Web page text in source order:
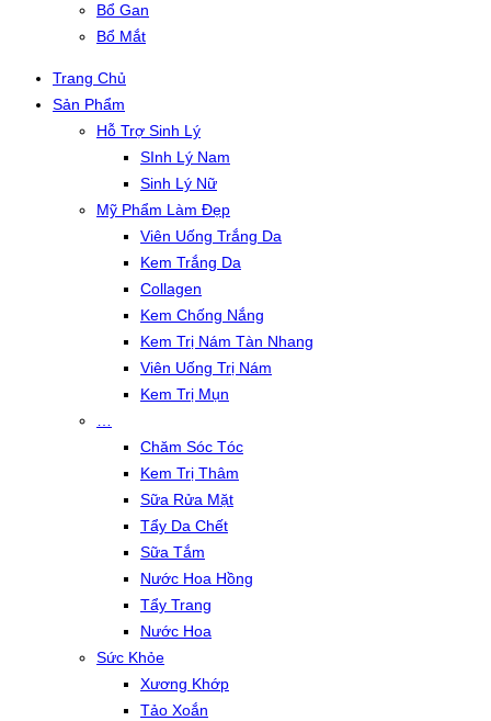
Bổ Gan
Bổ Mắt
Trang Chủ
Sản Phẩm
Hỗ Trợ Sinh Lý
SInh Lý Nam
Sinh Lý Nữ
Mỹ Phẩm Làm Đẹp
Viên Uống Trắng Da
Kem Trắng Da
Collagen
Kem Chống Nắng
Kem Trị Nám Tàn Nhang
Viên Uống Trị Nám
Kem Trị Mụn
Chăm Sóc Tóc
Kem Trị Thâm
Sữa Rửa Mặt
Tẩy Da Chết
Sữa Tắm
Nước Hoa Hồng
Tẩy Trang
Nước Hoa
Sức Khỏe
Xương Khớp
Tảo Xoắn